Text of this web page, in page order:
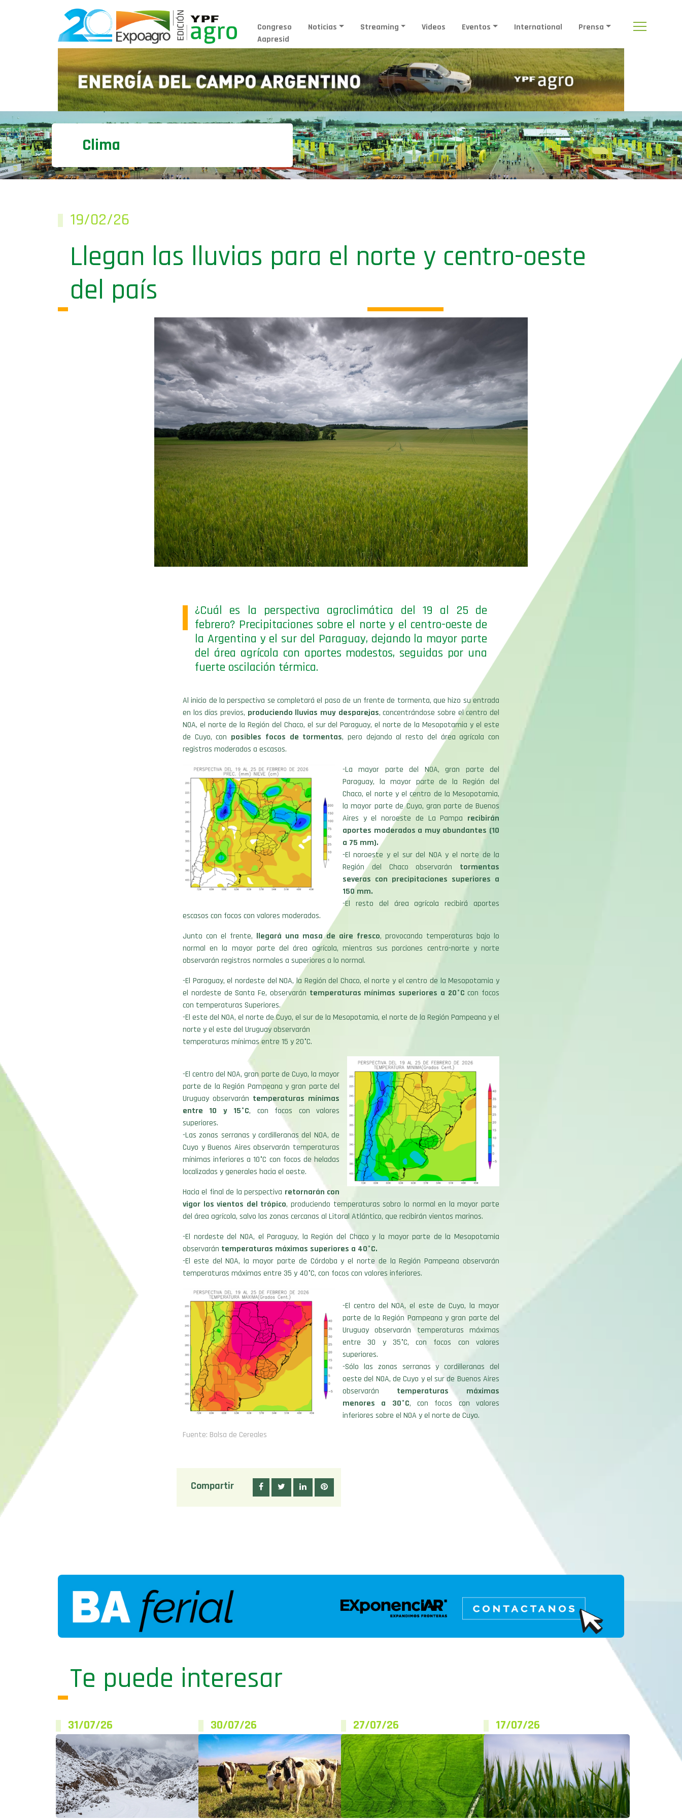
Congreso
Aapresid
Noticias Streaming Videos Eventos International Prensa
Clima
19/02/26
Llegan las lluvias para el norte y centro-oeste
del país
¿Cuál es la perspectiva agroclimática del 19 al 25 de
febrero? Precipitaciones sobre el norte y el centro-oeste de
la Argentina y el sur del Paraguay, dejando la mayor parte
del área agrícola con aportes modestos, seguidas por una
fuerte oscilación térmica.
Al inicio de la perspectiva se completará el paso de un frente de tormenta, que hizo su entrada
en los días previos, produciendo lluvias muy desparejas, concentrándose sobre el centro del
NOA, el norte de la Región del Chaco, el sur del Paraguay, el norte de la Mesopotamia y el este
de Cuyo, con posibles focos de tormentas, pero dejando al resto del área agrícola con
registros moderados a escasos.
-La mayor parte del NOA, gran parte del
Paraguay, la mayor parte de la Región del
Chaco, el norte y el centro de la Mesopotamia,
la mayor parte de Cuyo, gran parte de Buenos
Aires y el noroeste de La Pampa recibirán
aportes moderados a muy abundantes (10
a 75 mm).
-El noroeste y el sur del NOA y el norte de la
Región del Chaco observarán tormentas
severas con precipitaciones superiores a
150 mm.
-El resto del área agrícola recibirá aportes
escasos con focos con valores moderados.
Junto con el frente, llegará una masa de aire fresco, provocando temperaturas bajo lo
normal en la mayor parte del área agrícola, mientras sus porciones centro-norte y norte
observarán registros normales a superiores a lo normal.
-El Paraguay, el nordeste del NOA, la Región del Chaco, el norte y el centro de la Mesopotamia y
el nordeste de Santa Fe, observarán temperaturas mínimas superiores a 20°C con focos
con temperaturas Superiores.
-El este del NOA, el norte de Cuyo, el sur de la Mesopotamia, el norte de la Región Pampeana y el
norte y el este del Uruguay observarán
temperaturas mínimas entre 15 y 20°C.
-El centro del NOA, gran parte de Cuyo, la mayor
parte de la Región Pampeana y gran parte del
Uruguay observarán temperaturas mínimas
entre 10 y 15°C, con focos con valores
superiores.
-Las zonas serranas y cordilleranas del NOA, de
Cuyo y Buenos Aires observarán temperaturas
mínimas inferiores a 10°C con focos de heladas
localizadas y generales hacia el oeste.
Hacia el final de la perspectiva retornarán con
vigor los vientos del trópico, produciendo temperaturas sobro lo normal en la mayor parte
del área agrícola, salvo las zonas cercanas al Litoral Atlántico, que recibirán vientos marinos.
-El nordeste del NOA, el Paraguay, la Región del Chaco y la mayor parte de la Mesopotamia
observarán temperaturas máximas superiores a 40°C.
-El este del NOA, la mayor parte de Córdoba y el norte de la Región Pampeana observarán
temperaturas máximas entre 35 y 40°C, con focos con valores inferiores.
-El centro del NOA, el este de Cuyo, la mayor
parte de la Región Pampeana y gran parte del
Uruguay observarán temperaturas máximas
entre 30 y 35°C, con focos con valores
superiores.
-Sólo las zonas serranas y cordilleranas del
oeste del NOA, de Cuyo y el sur de Buenos Aires
observarán temperaturas máximas
menores a 30°C, con focos con valores
inferiores sobre el NOA y el norte de Cuyo.
Fuente: Bolsa de Cereales
Compartir
Te puede interesar
31/07/26 30/07/26 27/07/26 17/07/26